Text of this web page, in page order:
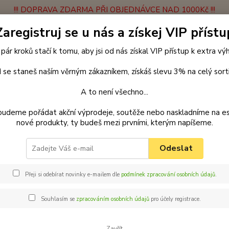
!!! DOPRAVA ZDARMA PŘI OBJEDNÁVCE NAD 1000Kč !!!
Vrácení zboží Obchodní podmínky Velkoobchodní spolupráce
obojek z velurové kůže pro
18
řešit
se u nás a získej VIP
kroků stačí k tomu, aby jsi od nás získal VIP přístup k extra
se staneš naším věrným zákazníkem, získáš slevu 3% na celý
A to není všechno...
pořádat akční výprodeje, soutěže nebo naskladníme na
nové produkty, ty budeš mezi prvními, kterým napíšeme.
Odeslat
Přeji si odebírat novinky e-mailem dle podmínek zpracování osobních údajů.
Souhlasím se zpracováním osobních údajůpro účely registrace.